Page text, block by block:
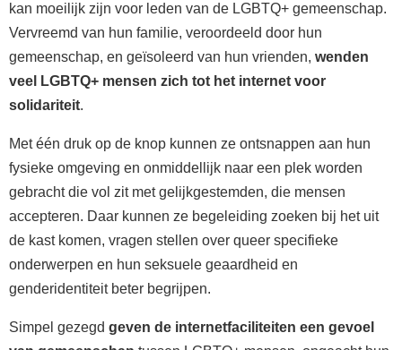
kan moeilijk zijn voor leden van de LGBTQ+ gemeenschap.
Vervreemd van hun familie, veroordeeld door hun
gemeenschap, en geïsoleerd van hun vrienden, wenden
veel LGBTQ+ mensen zich tot het internet voor
solidariteit.
Met één druk op de knop kunnen ze ontsnappen aan hun
fysieke omgeving en onmiddellijk naar een plek worden
gebracht die vol zit met gelijkgestemden, die mensen
accepteren. Daar kunnen ze begeleiding zoeken bij het uit
de kast komen, vragen stellen over queer specifieke
onderwerpen en hun seksuele geaardheid en
genderidentiteit beter begrijpen.
Simpel gezegd geven de internetfaciliteiten een gevoel